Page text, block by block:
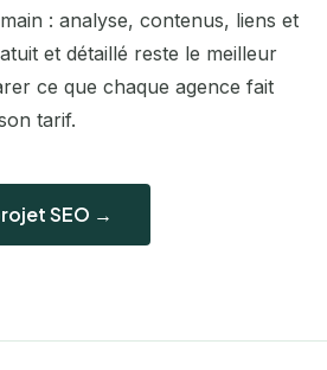
: analyse, contenus, liens et
et détaillé reste le meilleur
ce que chaque agence fait
tarif.
SEO →